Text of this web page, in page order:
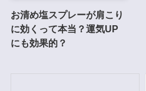
お清め塩スプレーが肩こり
に効くって本当？運気UP
にも効果的？